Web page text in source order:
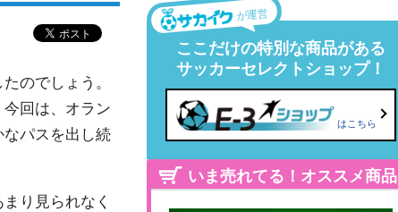
のでしょう。
回は、オラン
パスを出し続
り見られなく
が運営
ここだけの特別な商品がある
サッカーセレクトショップ！
はこちら
いま売れてる！オススメ商品